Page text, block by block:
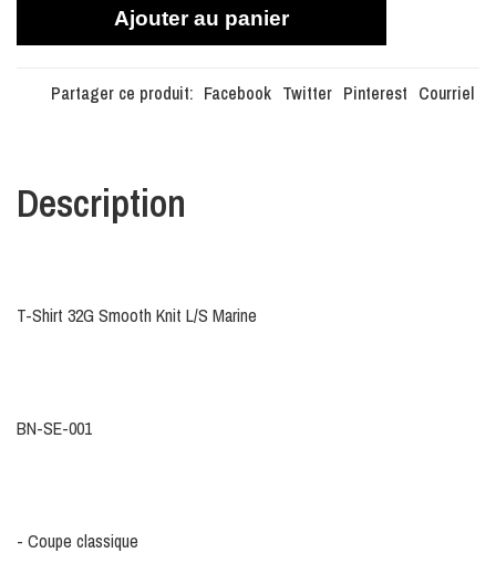
Ajouter au panier
Partager ce produit: Facebook Twitter Pinterest Courriel
Description
T-Shirt 32G Smooth Knit L/S Marine
BN-SE-001
- Coupe classique